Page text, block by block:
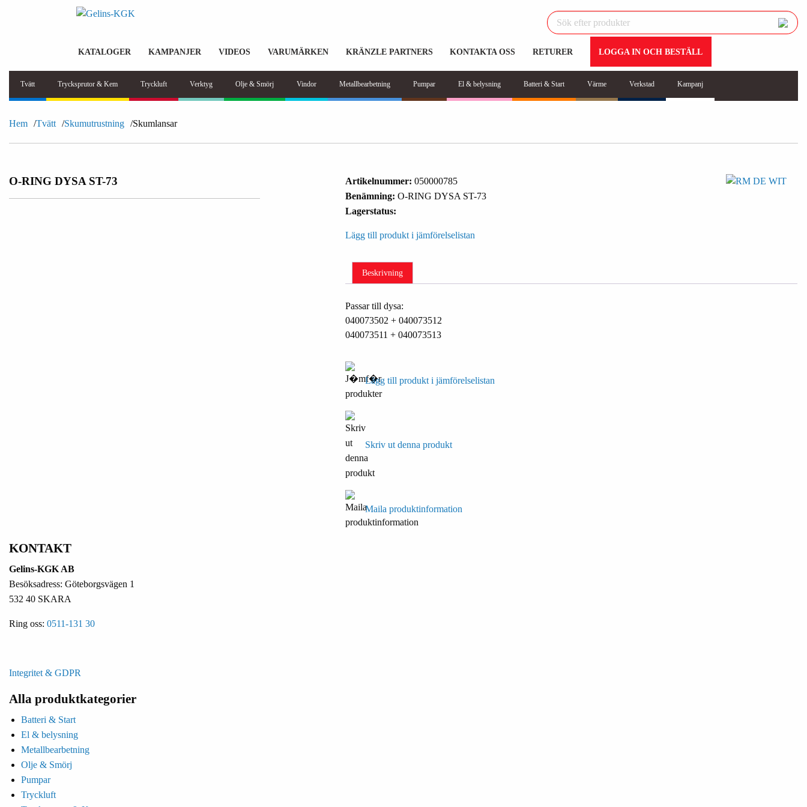
KATALOGER KAMPANJER VIDEOS VARUMÄRKEN KRÄNZLE PARTNERS KONTAKTA OSS RETURER LOGGA IN OCH BESTÄLL
Tvätt Trycksprutor & Kem Tryckluft Verktyg Olje & Smörj Vindor Metallbearbetning Pumpar El & belysning Batteri & Start Värme Verkstad Kampanj
Hem Tvätt Skumutrustning Skumlansar
O-RING DYSA ST-73 Artikelnummer: 050000785
Benämning: O-RING DYSA ST-73
Lagerstatus:
Lägg till produkt i jämförelselistan
Beskrivning
Passar till dysa:
040073502 + 040073512
040073511 + 040073513
Lägg till produkt i jämförelselistan
Skriv ut denna produkt
Maila produktinformation
KONTAKT
Gelins-KGK AB
Besöksadress: Göteborgsvägen 1
532 40 SKARA
Ring oss: 0511-131 30
Integritet & GDPR
Alla produktkategorier
Batteri & Start
El & belysning
Metallbearbetning
Olje & Smörj
Pumpar
Tryckluft